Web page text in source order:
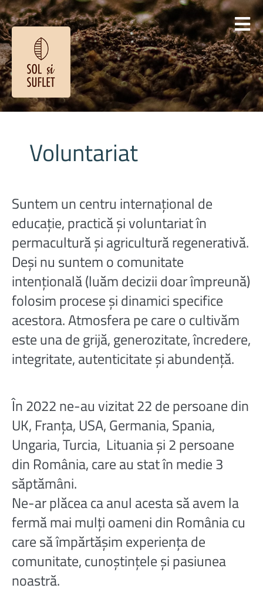
Voluntariat
Suntem un centru internațional de
educație, practică și voluntariat în
permacultură și agricultură regenerativă.
Deși nu suntem o comunitate
intențională (luăm decizii doar împreună)
folosim procese și dinamici specifice
acestora. Atmosfera pe care o cultivăm
este una de grijă, generozitate, încredere,
integritate, autenticitate și abundență.
În 2022 ne-au vizitat 22 de persoane din
UK, Franța, USA, Germania, Spania,
Ungaria, Turcia, Lituania și 2 persoane
din România, care au stat în medie 3
săptămâni.
Ne-ar plăcea ca anul acesta să avem la
fermă mai mulți oameni din România cu
care să împărtășim experiența de
comunitate, cunoștințele și pasiunea
noastră.